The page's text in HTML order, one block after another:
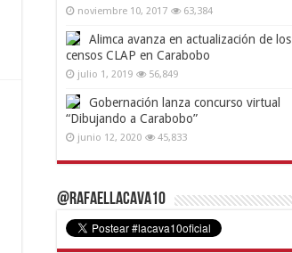
noviembre 10, 2017 63,384
Alimca avanza en actualización de los
censos CLAP en Carabobo
julio 1, 2019 56,849
Gobernación lanza concurso virtual
“Dibujando a Carabobo”
junio 12, 2020 45,833
@RafaelLacava10